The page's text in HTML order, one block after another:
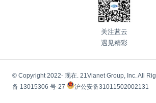
关注蓝云
遇见精彩
© Copyright 2022- 现在. 21Vianet Group, Inc. All
备 13015306 号-27
沪公安备31011502002131